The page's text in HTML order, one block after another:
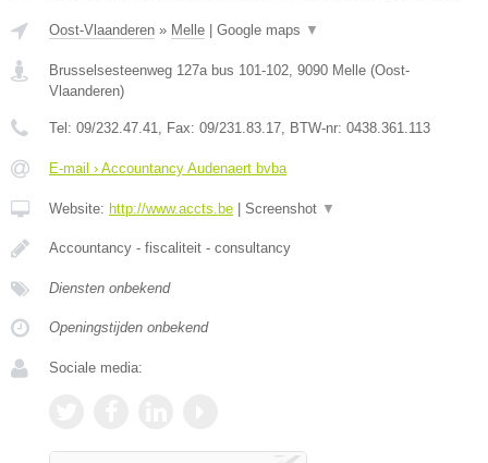
Oost-Vlaanderen » Melle | Google maps ▼
Brusselsesteenweg 127a bus 101-102 9090 Melle (Oost-
Vlaanderen)
Tel: 09/232.47.41 , Fax: 09/231.83.17 , BTW-nr: 0438.361.113
E-mail › Accountancy Audenaert bvba
Website: http://www.accts.be | Screenshot ▼
Accountancy - fiscaliteit - consultancy
Diensten onbekend
Openingstijden onbekend
Sociale media: